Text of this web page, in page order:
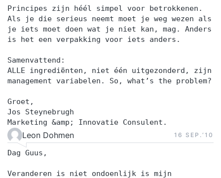
Principes zijn héél simpel voor betrokkenen.
Als je die serieus neemt moet je weg wezen als
je iets moet doen wat je niet kan, mag. Anders
is het een verpakking voor iets anders.
Samenvattend:
ALLE ingrediënten, niet één uitgezonderd, zijn
management variabelen. So, what’s the problem?
Groet,
Jos Steynebrugh
Marketing &amp; Innovatie Consulent.
Leon Dohmen 16 SEP.‘10
Dag Guus,
Veranderen is niet ondoenlijk is mijn